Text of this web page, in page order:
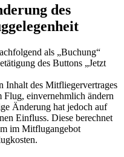
des
als „Buchung“
des Buttons „Jetzt
Inhalt des Mitfliegervertrages
einvernehmlich ändern
Änderung hat jedoch auf
Einfluss. Diese berechnet
im Mitflugangebot